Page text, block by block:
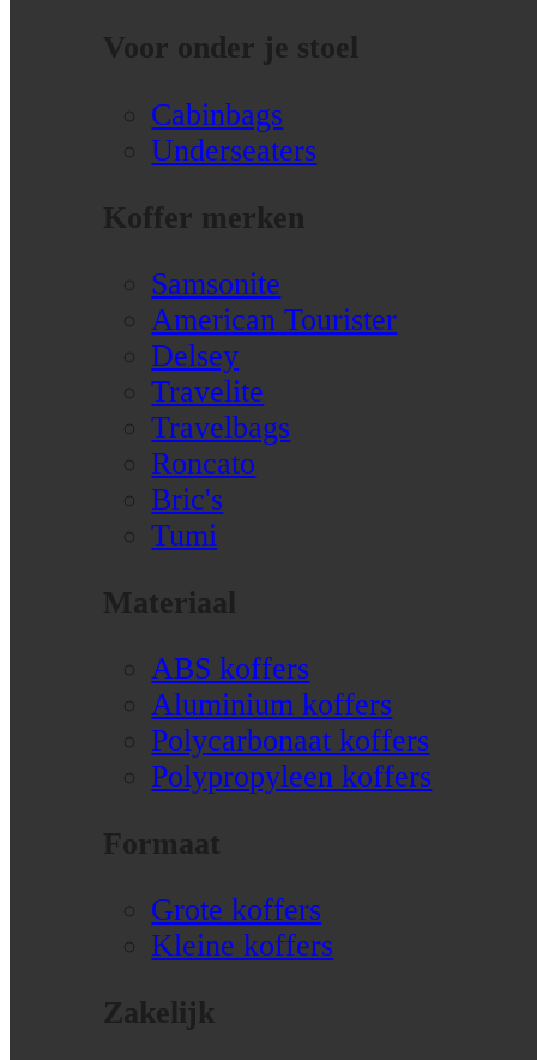
Voor onder je stoel
Cabinbags
Underseaters
Koffer merken
Samsonite
American Tourister
Delsey
Travelite
Travelbags
Roncato
Bric's
Tumi
Materiaal
ABS koffers
Aluminium koffers
Polycarbonaat koffers
Polypropyleen koffers
Formaat
Grote koffers
Kleine koffers
Zakelijk